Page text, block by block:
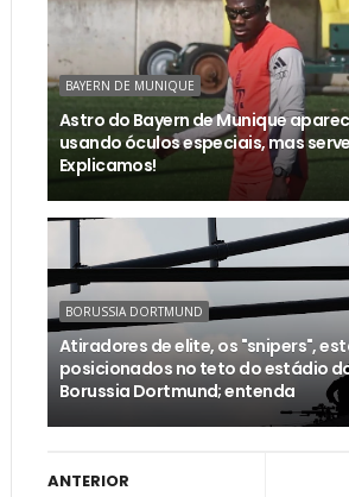
BAYERN DE MUNIQUE
Astro do Bayern de Munique
usando óculos especiais, mas
Explicamos!
BORUSSIA DORTMUND
Atiradores de elite, os "snipers",
posicionados no teto do estádio
Borussia Dortmund; entenda
ANTERIOR